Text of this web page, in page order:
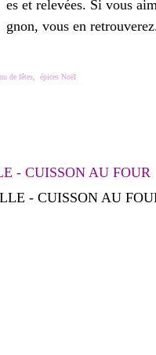
es et relevées. Si vous
gnon, vous en
de fêtes épices Noël
- CUISSON AU FOUR